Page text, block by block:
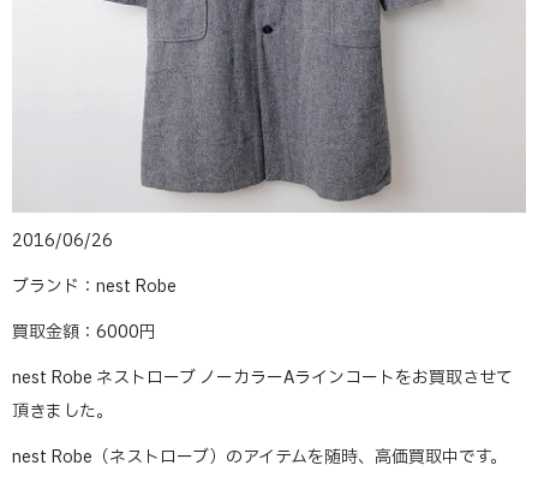
2016/06/26
ブランド：nest Robe
買取金額：6000円
nest Robe ネストローブ ノーカラーAラインコートをお買取させて
頂きました。
nest Robe（ネストローブ）のアイテムを随時、高価買取中です。